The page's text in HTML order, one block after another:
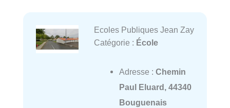
Ecoles Publiques Jean Zay
Catégorie : École
Adresse : Chemin
Paul Eluard, 44340
Bouguenais